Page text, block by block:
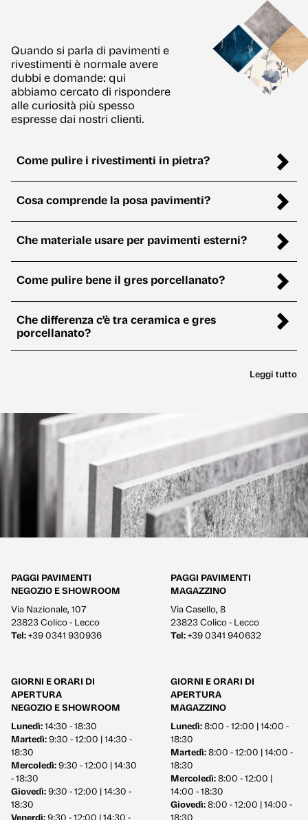
Quando si parla di pavimenti e
rivestimenti è normale avere
dubbi e domande: qui
abbiamo cercato di rispondere
alle curiosità più spesso
espresse dai nostri clienti.
Come pulire i rivestimenti in pietra?
Cosa comprende la posa pavimenti?
Che materiale usare per pavimenti esterni?
Come pulire bene il gres porcellanato?
Che differenza c’è tra ceramica e gres
porcellanato?
Leggi tutto
PAGGI PAVIMENTI
NEGOZIO E SHOWROOM
Via Nazionale, 107
23823 Colico - Lecco
Tel:+39 0341 930936
PAGGI PAVIMENTI
MAGAZZINO
Via Casello, 8
23823 Colico - Lecco
Tel:+39 0341 940632
GIORNI E ORARI DI
APERTURA
NEGOZIO E SHOWROOM
Lunedì:14:30 - 18:30
Martedì:9:30 - 12:00 | 14:30 -
18:30
Mercoledì:9:30 - 12:00 | 14:30
- 18:30
Giovedì:9:30 - 12:00 | 14:30 -
18:30
Venerdì:9:30 - 12:00 | 14:30 -
GIORNI E ORARI DI
APERTURA
MAGAZZINO
Lunedì:8:00 - 12:00 | 14:00 -
18:30
Martedì:8:00 - 12:00 | 14:00 -
18:30
Mercoledì:8:00 - 12:00 |
14:00 - 18:30
Giovedì:8:00 - 12:00 | 14:00 -
18:30